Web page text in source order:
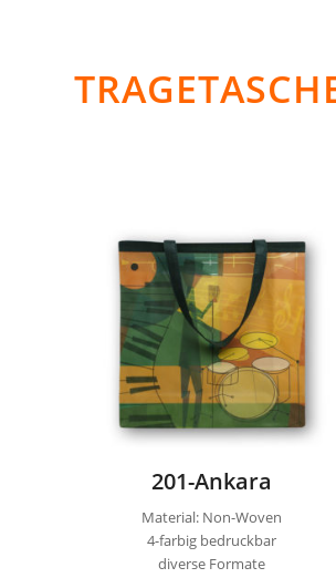
201-Ankara
Material: Non-Woven
4-farbig bedruckbar
diverse Formate